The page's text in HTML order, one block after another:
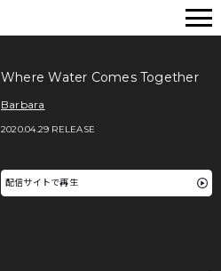
Where Water Comes Together
Barbara
2020.04.29 RELEASE
配信サイトで再生